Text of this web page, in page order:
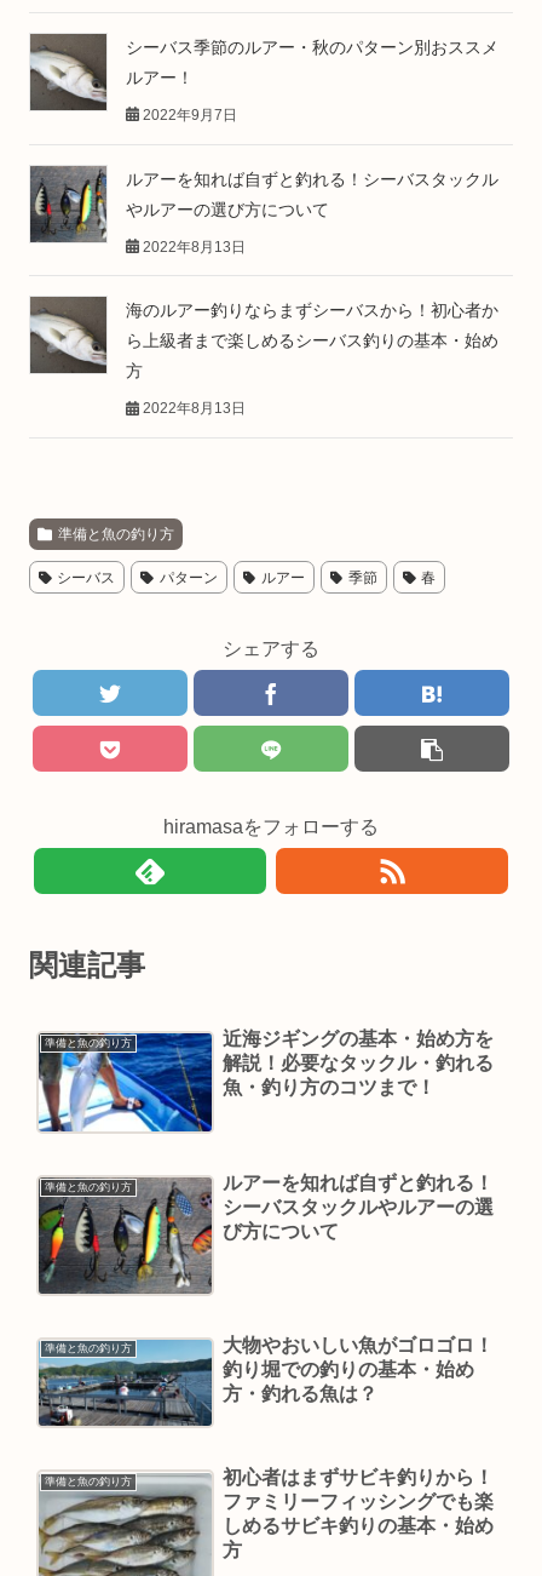
シーバス季節のルアー・秋のパターン別おススメ
ルアー！
2022年9月7日
ルアーを知れば自ずと釣れる！シーバスタックル
やルアーの選び方について
2022年8月13日
海のルアー釣りならまずシーバスから！初心者か
ら上級者まで楽しめるシーバス釣りの基本・始め
方
2022年8月13日
準備と魚の釣り方
シーバス パターン ルアー 季節 春
シェアする
hiramasaをフォローする
関連記事
準備と魚の釣り方
近海ジギングの基本・始め方を
解説！必要なタックル・釣れる
魚・釣り方のコツまで！
準備と魚の釣り方
ルアーを知れば自ずと釣れる！
シーバスタックルやルアーの選
び方について
準備と魚の釣り方
大物やおいしい魚がゴロゴロ！
釣り堀での釣りの基本・始め
方・釣れる魚は？
準備と魚の釣り方
初心者はまずサビキ釣りから！
ファミリーフィッシングでも楽
しめるサビキ釣りの基本・始め
方